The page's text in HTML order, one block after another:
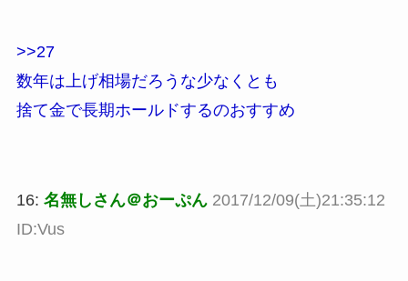
>>27
数年は上げ相場だろうな少なくとも
捨て金で長期ホールドするのおすすめ
16: 名無しさん＠おーぷん 2017/12/09(土)21:35:12
ID:Vus